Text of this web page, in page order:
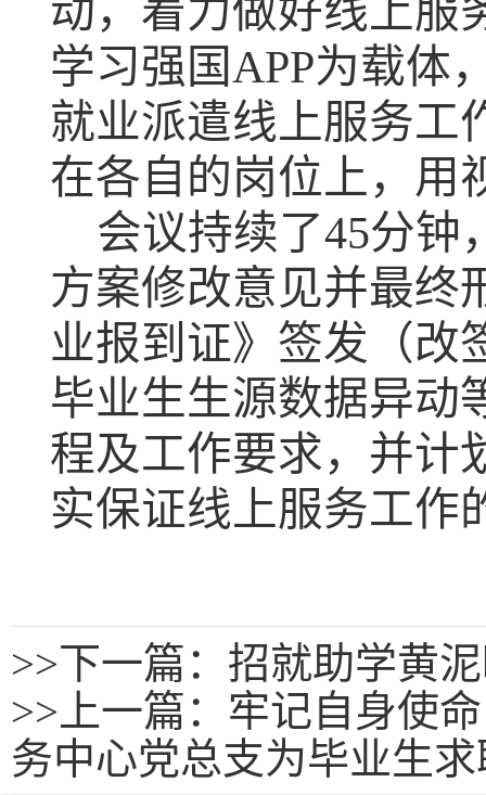
动，着力做好线上服
学习强国 APP为载体
就业派遣线上服务工
在各自的岗位上，用
会议持续了45分钟
方案修改意见并最终
业报到证》签发（改
毕业生生源数据异动
程及工作要求，并计
实保证线上服务工作
>>下一篇：招就助学黄
>> 上一篇： 牢记自身使
务中心党总支为毕业生